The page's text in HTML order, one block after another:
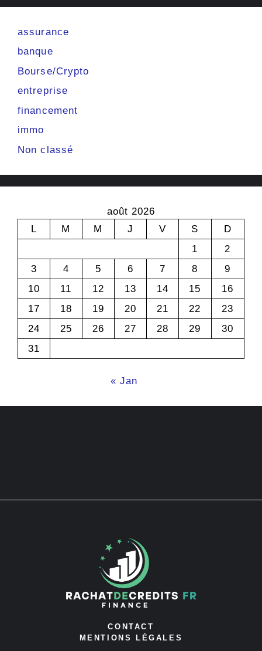
assurance
banque
Bourse/Crypto
entreprise
financement
immo
Non classé
août 2026
L
M M J V S
D
1
2
3
4 5 6 7 8
9
10
11 12 13 14 15
16
17
18 19 20 21 22
23
24
25 26 27 28 29
30
31
« Jan
CONTACT
MENTIONS LÉGALES